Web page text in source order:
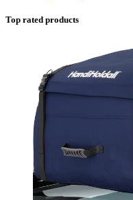
Top rated products